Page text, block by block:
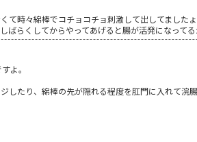
て時々綿棒でコチョコチョ刺激して出してまし
ばらくしてからやってあげると腸が活発になって
よ。
したり、綿棒の先が隠れる程度を肛門に入れて浣